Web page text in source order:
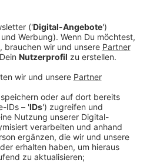
mit rela­tiv
Tarife